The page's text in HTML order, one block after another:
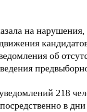
на
об
218
в дни